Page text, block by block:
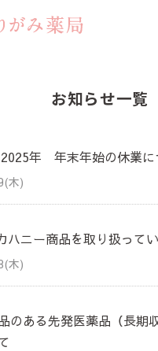
お知らせ一覧
年 年末年始の休業に
木)
ハニー商品を取り扱って
木)
のある先発医薬品（長期